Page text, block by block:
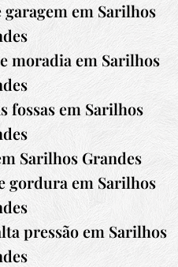
garagem em Sarilhos
moradia em Sarilhos
fossas em Sarilhos
Sarilhos Grandes
gordura em Sarilhos
pressão em Sarilhos